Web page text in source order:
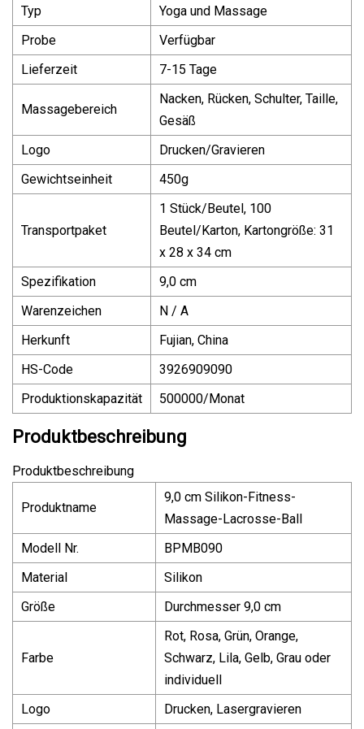
Typ
Yoga und Massage
Probe
Verfügbar
Lieferzeit
7-15 Tage
Massagebereich
Nacken, Rücken, Schulter, Taille,
Gesäß
Logo
Drucken/Gravieren
Gewichtseinheit
450g
Transportpaket
1 Stück/Beutel, 100
Beutel/Karton, Kartongröße: 31
x 28 x 34 cm
Spezifikation
9,0 cm
Warenzeichen
N / A
Herkunft
Fujian, China
HS-Code
3926909090
Produktionskapazität
500000/Monat
Produktbeschreibung
Produktbeschreibung
Produktname
9,0 cm Silikon-Fitness-
Massage-Lacrosse-Ball
Modell Nr.
BPMB090
Material
Silikon
Größe
Durchmesser 9,0 cm
Farbe
Rot, Rosa, Grün, Orange,
Schwarz, Lila, Gelb, Grau oder
individuell
Logo
Drucken, Lasergravieren